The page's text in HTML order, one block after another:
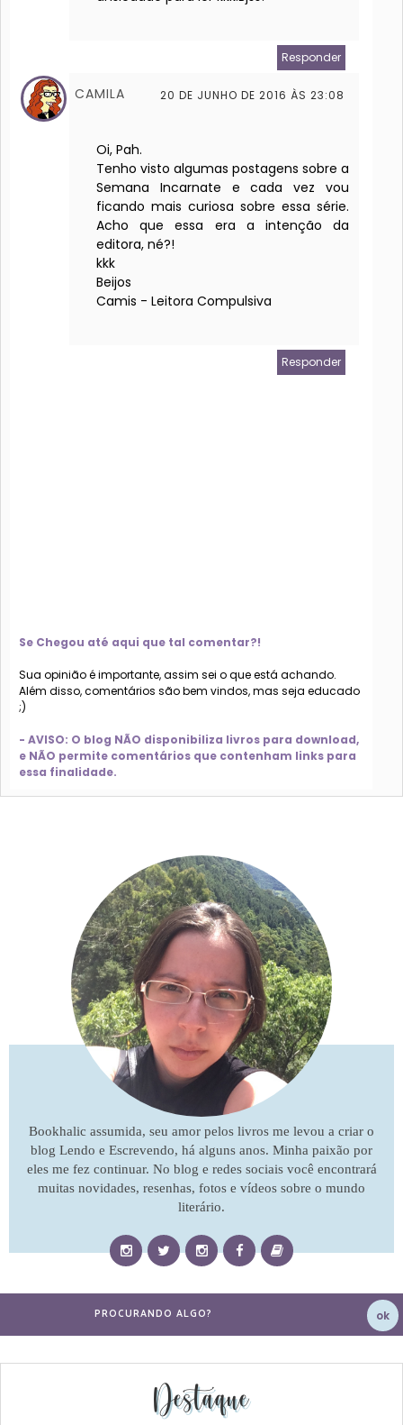
Responder
CAMILA 20 DE JUNHO DE 2016 ÀS 23:08
Oi, Pah.
Tenho visto algumas postagens sobre a
Semana Incarnate e cada vez vou
ficando mais curiosa sobre essa série.
Acho que essa era a intenção da
editora, né?!
kkk
Beijos
Camis - Leitora Compulsiva
Responder
Se Chegou até aqui que tal comentar?!
Sua opinião é importante, assim sei o que está achando.
Além disso, comentários são bem vindos, mas seja educado
;)
- AVISO: O blog NÃO disponibiliza livros para download,
e NÃO permite comentários que contenham links para
essa finalidade.
Bookhalic assumida, seu amor pelos livros me levou a criar o
blog Lendo e Escrevendo, há alguns anos. Minha paixão por
eles me fez continuar. No blog e redes sociais você encontrará
muitas novidades, resenhas, fotos e vídeos sobre o mundo
literário.
Destaque